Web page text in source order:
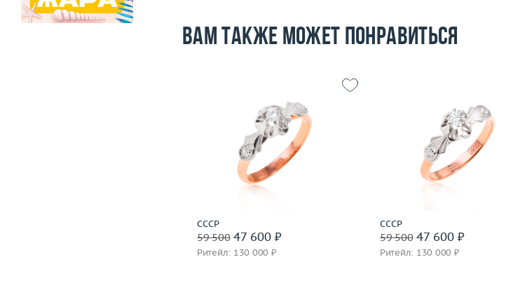
Вам также может понравиться
СССР
59 50047 600 ₽
Ритейл: 130 000 ₽
Материал
золото 583 пробы
Подробнее
СССР
59 50047 600 ₽
Ритейл: 130 000 ₽
Материал
золото 585
Подробнее